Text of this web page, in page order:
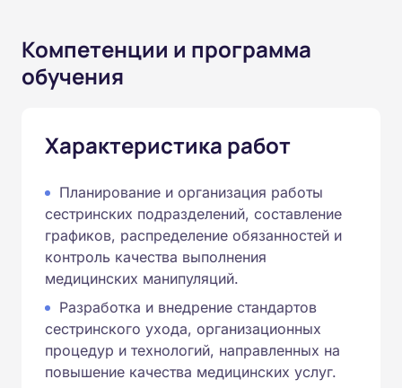
Компетенции и программа
обучения
Характеристика работ
Планирование и организация работы
сестринских подразделений, составление
графиков, распределение обязанностей и
контроль качества выполнения
медицинских манипуляций.
Разработка и внедрение стандартов
сестринского ухода, организационных
процедур и технологий, направленных на
повышение качества медицинских услуг.